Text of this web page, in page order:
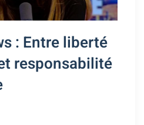
: Entre liberté
responsabilité